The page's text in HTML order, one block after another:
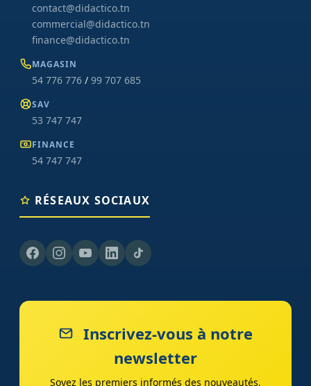
contact@didactico.tn
commercial@didactico.tn
finance@didactico.tn
MAGASIN
54 776 776 / 99 707 685
SAV
53 747 747
FINANCE
54 747 747
RÉSEAUX SOCIAUX
Inscrivez-vous à notre
newsletter
Soyez les premiers informés des nouveautés,